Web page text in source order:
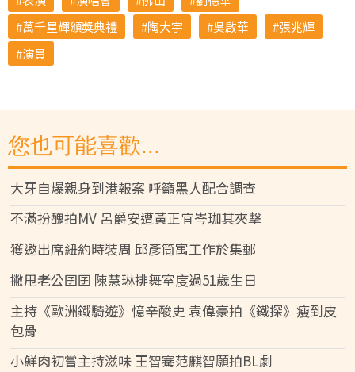
萬千星輝頒獎典禮
陶大宇 吳啟華
張兆輝
演員
您也可能喜歡...
大牙自爆親身到港報案 呼籲黑人配合調查
不滿扮醜拍MV 呂爵安遭黃正宜岑珈其夾擊
獲邀出席紐約時裝周 邱彥筒寓工作於集郵
撇甩老公囝囝 陳慧琳排舞室度過51歲生日
主持《歐洲鐵騎遊》憶辛酸史 袁偉豪拍《鐵探》瘦到皮
包骨
小鮮肉初嘗主持滋味 王智騫范麒智願拍BL劇